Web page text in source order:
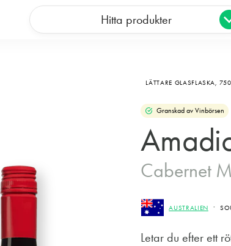
Hitta produkter
LÄTTARE GLASFLASKA,
Granskad av Vinbörsen
Cabernet
AUSTRALIEN
Letar du efter ett